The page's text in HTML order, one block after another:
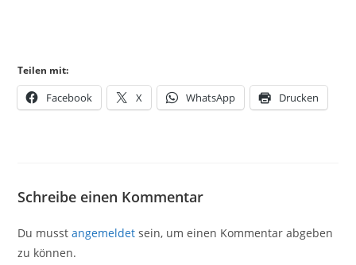
Teilen mit:
Facebook X WhatsApp Drucken
Schreibe einen Kommentar
Du musstangemeldet sein, um einen Kommentar abgeben
zu können.